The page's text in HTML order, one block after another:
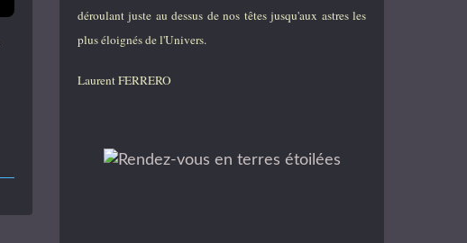
déroulant juste au dessus de nos têtes jusqu'aux astres les
plus éloignés de l'Univers.
Laurent FERRERO